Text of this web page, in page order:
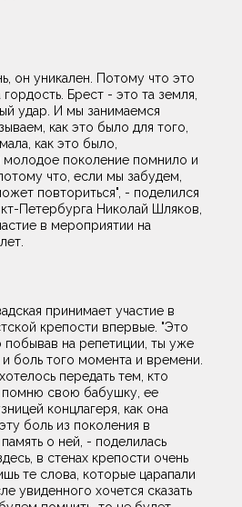
он уникален. Потому что это
Брест - это та земля,
удар. И мы занимаемся
как это было для того,
как это было,
молодое поколение помнило и
что, если мы забудем,
повториться", - поделился
Петербурга Николай Шляков,
в мероприятии на
принимает участие в
крепости впервые. "Это
побывав на репетиции, ты уже
боль того момента и времени.
передать тем, кто
помню свою бабушку, ее
концлагеря, как она
боль из поколения в
о ней, - поделилась
в стенах крепости очень
те слова, которые царапали
увиденного хочется сказать